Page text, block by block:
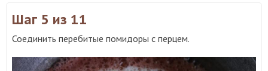
Шаг 5 из 11
Соединить перебитые помидоры с перцем.